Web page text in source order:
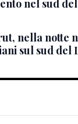
nel sud
nella notte
sul sud del